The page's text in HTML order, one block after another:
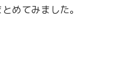
めてみました。